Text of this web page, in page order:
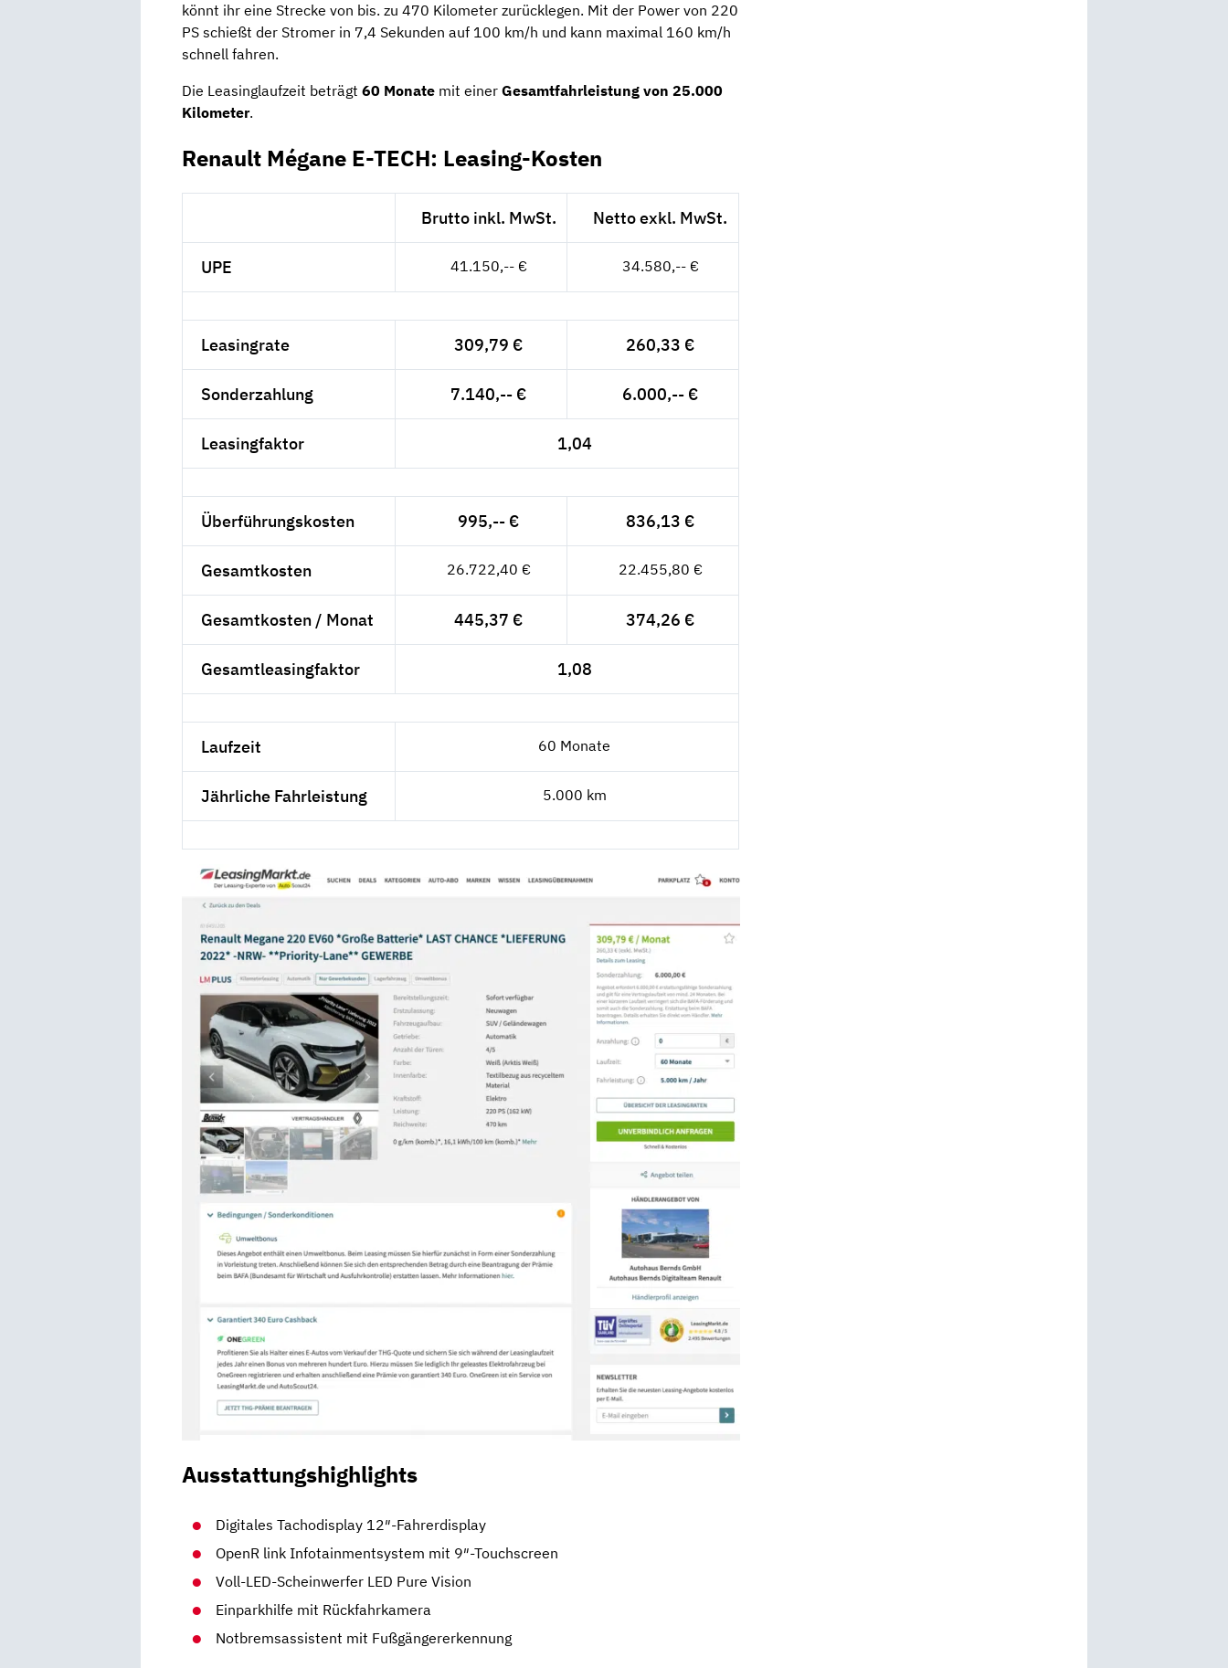
könnt ihr eine Strecke von bis. zu 470 Kilometer zurücklegen. Mit der Power von 220
PS schießt der Stromer in 7,4 Sekunden auf 100 km/h und kann maximal 160 km/h
schnell fahren.
Die Leasinglaufzeit beträgt 60 Monate mit einer Gesamtfahrleistung von 25.000
Kilometer.
Renault Mégane E-TECH: Leasing-Kosten
Brutto inkl. MwSt. Netto exkl. MwSt.
UPE 41.150,-- € 34.580,-- €
Leasingrate 309,79 € 260,33 €
Sonderzahlung 7.140,-- € 6.000,-- €
Leasingfaktor 1,04
Überführungskosten 995,-- € 836,13 €
Gesamtkosten 26.722,40 € 22.455,80 €
Gesamtkosten / Monat 445,37 € 374,26 €
Gesamtleasingfaktor 1,08
Laufzeit 60 Monate
Jährliche Fahrleistung 5.000 km
Ausstattungshighlights
Digitales Tachodisplay 12″-Fahrerdisplay
OpenR link Infotainmentsystem mit 9″-Touchscreen
Voll-LED-Scheinwerfer LED Pure Vision
Einparkhilfe mit Rückfahrkamera
Notbremsassistent mit Fußgängererkennung